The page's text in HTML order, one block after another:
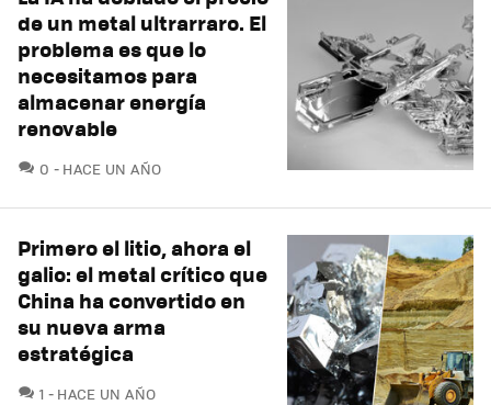
de un metal ultrarraro. El
problema es que lo
necesitamos para
almacenar energía
renovable
0 COMENTARIOS
HACE UN AÑO
Primero el litio, ahora el
galio: el metal crítico que
China ha convertido en
su nueva arma
estratégica
1 COMENTARIOS
HACE UN AÑO